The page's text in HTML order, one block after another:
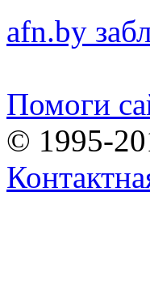
afn.by
Помоги
© 1995-